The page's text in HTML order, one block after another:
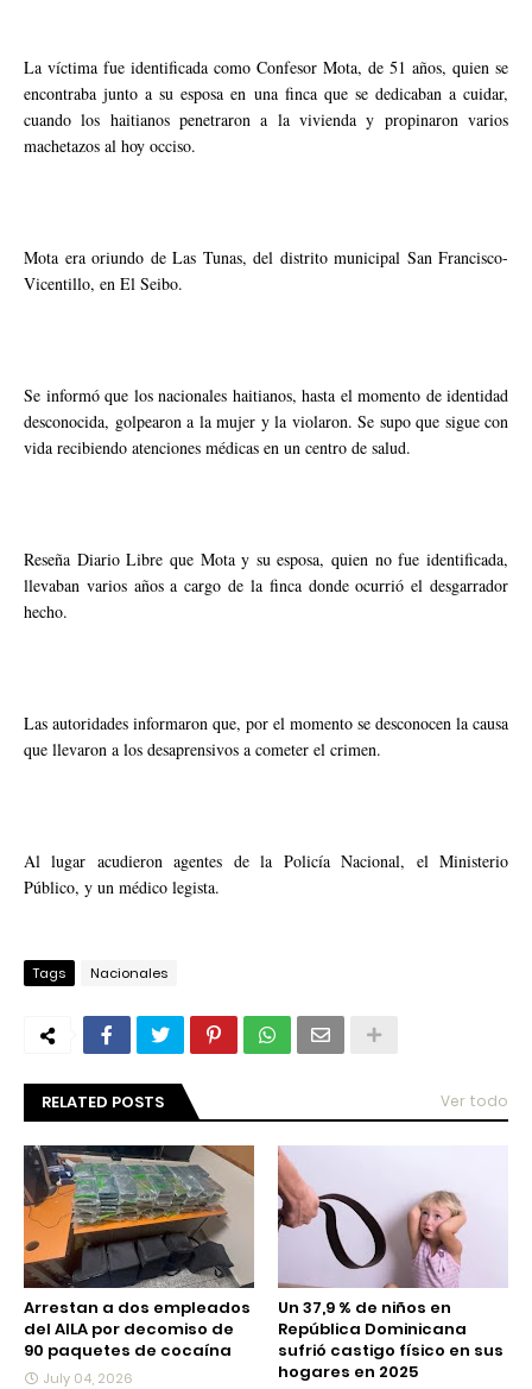
La víctima fue identificada como Confesor Mota, de 51 años, quien se
encontraba junto a su esposa en una finca que se dedicaban a cuidar,
cuando los haitianos penetraron a la vivienda y propinaron varios
machetazos al hoy occiso.
Mota era oriundo de Las Tunas, del distrito municipal San Francisco-
Vicentillo, en El Seibo.
Se informó que los nacionales haitianos, hasta el momento de identidad
desconocida, golpearon a la mujer y la violaron. Se supo que sigue con
vida recibiendo atenciones médicas en un centro de salud.
Reseña Diario Libre que Mota y su esposa, quien no fue identificada,
llevaban varios años a cargo de la finca donde ocurrió el desgarrador
hecho.
Las autoridades informaron que, por el momento se desconocen la causa
que llevaron a los desaprensivos a cometer el crimen.
Al lugar acudieron agentes de la Policía Nacional, el Ministerio
Público, y un médico legista.
Tags Nacionales
RELATED POSTS Ver todo
Arrestan a dos empleados
del AILA por decomiso de
90 paquetes de cocaína
July 04, 2026
Un 37,9 % de niños en
República Dominicana
sufrió castigo físico en sus
hogares en 2025